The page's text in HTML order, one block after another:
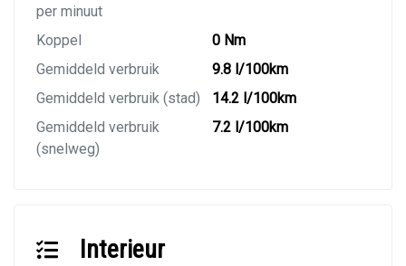
per minuut
Koppel
0 Nm
Gemiddeld verbruik
9.8 l/100km
Gemiddeld verbruik (stad)
14.2 l/100km
Gemiddeld verbruik
(snelweg)
7.2 l/100km
Interieur